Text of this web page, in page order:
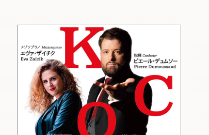
ぶらあぼブラス！
フォルテピアノ・オデッセイ